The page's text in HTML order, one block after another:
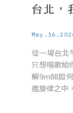
台北，
從一場台北
只想唱歌給
解9m88如
進旋律之中